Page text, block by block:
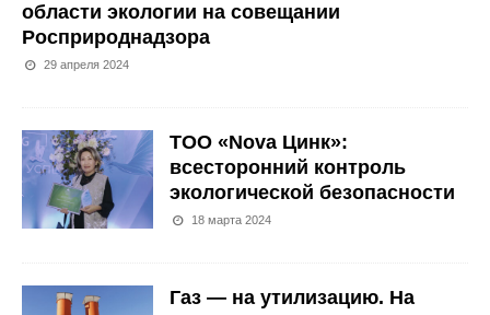
области экологии на совещании
Росприроднадзора
29 апреля 2024
ТОО «Nova Цинк»:
всесторонний контроль
экологической безопасности
18 марта 2024
Газ — на утилизацию. На